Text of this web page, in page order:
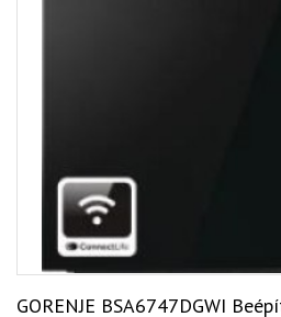
GORENJE BSA6747DGWI